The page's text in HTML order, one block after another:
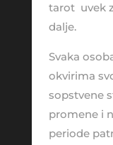
tarot uvek
dalje.
Svaka
okvirima
sopstvene
promene i
periode